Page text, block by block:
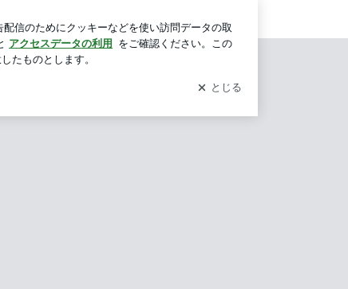
』 | 東京・中目黒｜香りで心と身体を整えるアロマラグ
新規登録 ログイン